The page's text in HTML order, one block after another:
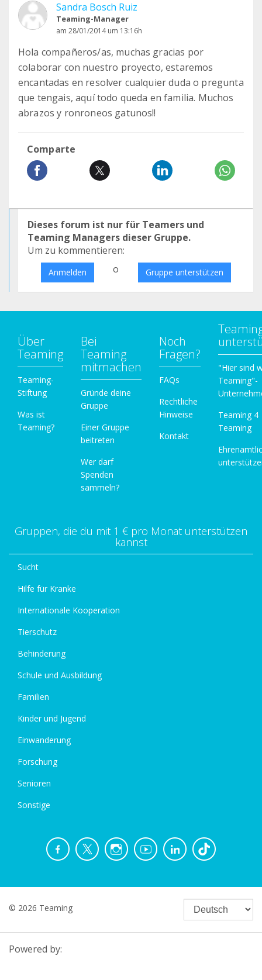
Sandra Bosch Ruiz
Teaming-Manager
am 28/01/2014 um 13:16h
Hola compañeros/as, muchas gracias por
colaborar con nuestro proyecto, estaremos
encantadas en resolver cualquier duda o pregunta
que tengais, aquí todo queda en familia. Muchos
abrazos y ronroneos gatunos!!
Comparte
Dieses forum ist nur für Teamers und
Teaming Managers dieser Gruppe.
Um zu kommentieren:
Anmelden o Gruppe unterstützen
Über
Teaming
Teaming-
Stiftung
Was ist
Teaming?
Bei
Teaming
mitmachen
Gründe deine
Gruppe
Einer Gruppe
beitreten
Wer darf
Spenden
sammeln?
Noch
Fragen?
FAQs
Rechtliche
Hinweise
Kontakt
"Hier sind
Teaming"-
Teaming 4
Teaming
Gruppen, die du mit 1 € pro Monat unterstützen
kannst
Sucht
Hilfe für Kranke
Internationale Kooperation
Tierschutz
Behinderung
Schule und Ausbildung
Familien
Kinder und Jugend
Einwanderung
Forschung
Senioren
Sonstige
© 2026 Teaming
Powered by: